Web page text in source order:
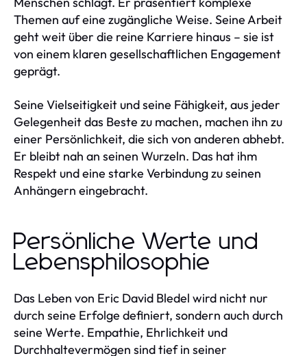
Themen auf eine zugängliche Weise. Seine Arbeit
geht weit über die reine Karriere hinaus – sie ist
von einem klaren gesellschaftlichen Engagement
geprägt.
Seine Vielseitigkeit und seine Fähigkeit, aus jeder
Gelegenheit das Beste zu machen, machen ihn zu
einer Persönlichkeit, die sich von anderen abhebt.
Er bleibt nah an seinen Wurzeln. Das hat ihm
Respekt und eine starke Verbindung zu seinen
Anhängern eingebracht.
Persönliche Werte und
Lebensphilosophie
Das Leben von Eric David Bledel wird nicht nur
durch seine Erfolge definiert, sondern auch durch
seine Werte. Empathie, Ehrlichkeit und
Durchhaltevermögen sind tief in seiner